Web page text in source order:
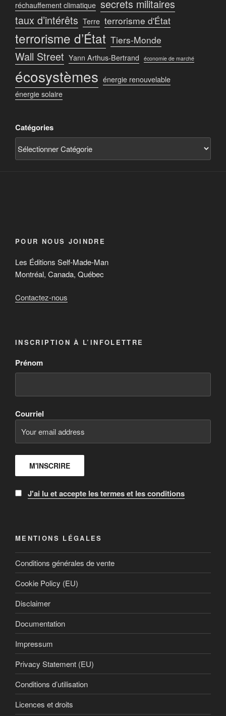
réchauffement climatique secrets militaires
taux d’intérêts Terre terrorisme d'État
terrorisme d’État Tiers-Monde
Wall Street Yann Arthus-Bertrand économie de marché
écosystèmes énergie renouvelable
énergie solaire
Catégories
POUR NOUS JOINDRE
Les Éditions Self-Made-Man
Montréal, Canada, Québec
Contactez-nous
INSCRIPTION À L’INFOLETTRE
Prénom
Courriel
J'ai lu et accepte les termes et les conditions
MENTIONS LÉGALES
Conditions générales de vente
Cookie Policy (EU)
Disclaimer
Documentation
Impressum
Privacy Statement (EU)
Conditions d’utilisation
Licences et droits